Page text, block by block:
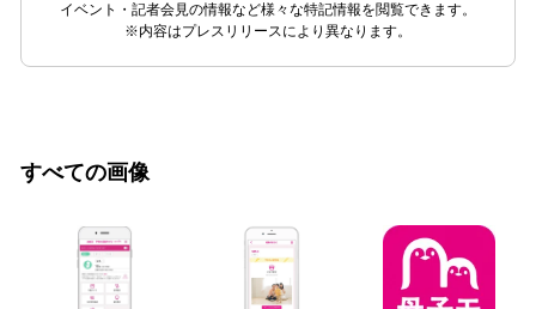
イベント・記者会見の情報など様々な特記情報を閲覧できます。
※内容はプレスリリースにより異なります。
すべての画像